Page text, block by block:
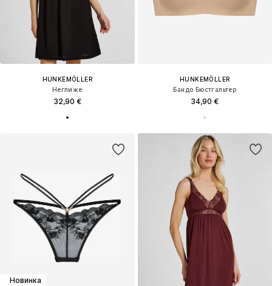
HUNKEMÖLLER
Неглиже
32,90 €
HUNKEMÖLLER
Бандо Бюстгальтер
34,90 €
Новинка